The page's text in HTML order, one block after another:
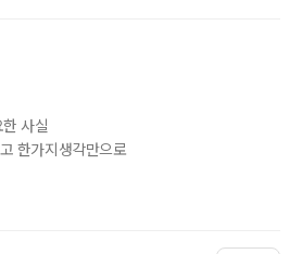
사실
한가지생각만으로